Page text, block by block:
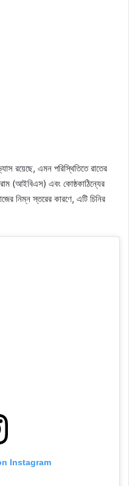
রয়েছে, এমন পরিস্থিতিতে রাতের
(আইবিএস) এবং কোষ্ঠকাঠিন্যের
নিম্ন স্তরের কারণে, এটি চিনির
Instagram